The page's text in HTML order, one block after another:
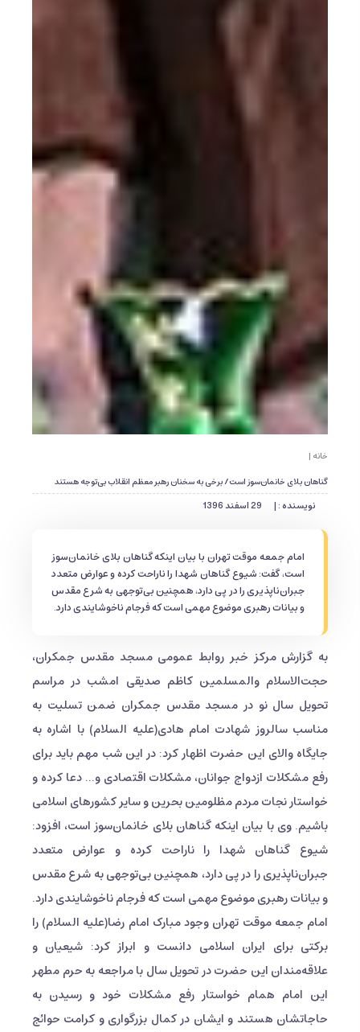
خانه |
گناهان بلای خانمان‌سوز است/ برخی به سخنان رهبر معظم انقلاب بی‌توجه‌ هستند
نویسنده : | 29 اسفند 1396
امام‌ جمعه موقت تهران با بیان اینکه گناهان بلای خانمان‌سوز
است، گفت: شیوع گناهان شهدا را ناراحت کرده و عوارض متعدد
جبران‌ناپذیری را در پی دارد، همچنین بی‌توجهی به شرع مقدس
و بیانات رهبری موضوع مهمی است که فرجام ناخوشایندی دارد.
به گزارش مرکز خبر روابط عمومی مسجد مقدس جمکران،
حجت‌الاسلام والمسلمین کاظم صدیقی امشب در مراسم
تحویل سال نو در مسجد مقدس جمکران ضمن تسلیت به
مناسب سالروز شهادت امام هادی(علیه السلام) با اشاره به
جایگاه والای این حضرت اظهار کرد: در این شب مهم باید برای
رفع مشکلات ازدواج جوانان، مشکلات اقتصادی و... دعا کرده و
خواستار نجات مردم مظلومین بحرین و سایر کشورهای اسلامی
باشیم. وی با بیان اینکه گناهان بلای خانمان‌سوز است، افزود:
شیوع گناهان شهدا را ناراحت کرده و عوارض متعدد
جبران‌ناپذیری را در پی دارد، همچنین بی‌توجهی به شرع مقدس
و بیانات رهبری موضوع مهمی است که فرجام ناخوشایندی دارد.
امام ‌جمعه موقت تهران وجود مبارک امام رضا(علیه السلام) را
برکتی برای ایران اسلامی دانست و ابراز کرد: شیعیان و
علاقه‌مندان این حضرت در تحویل سال با مراجعه به حرم مطهر
این امام همام خواستار رفع مشکلات خود و رسیدن به
حاجاتشان هستند و ایشان در کمال بزرگواری و کرامت حوائج